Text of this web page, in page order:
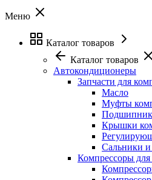
Меню
Каталог товаров
Каталог товаров
Автокондиционеры
Запчасти для
Масло
Муфты
Крышки
Сальники
Компрессоры